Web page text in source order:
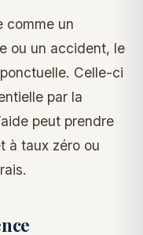
comme un
ou un accident, le
Celle-ci
par la
peut prendre
à taux zéro ou